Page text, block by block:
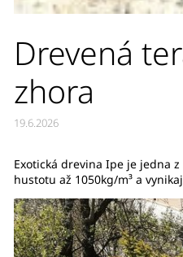
Drevená
zhora
19.6.2026
Exotická drevina Ipe je jedna
hustotu až 1050kg/m³ a